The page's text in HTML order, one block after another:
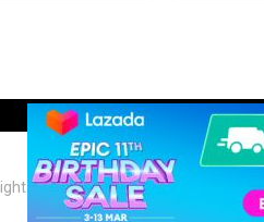
© 2026. Theme by